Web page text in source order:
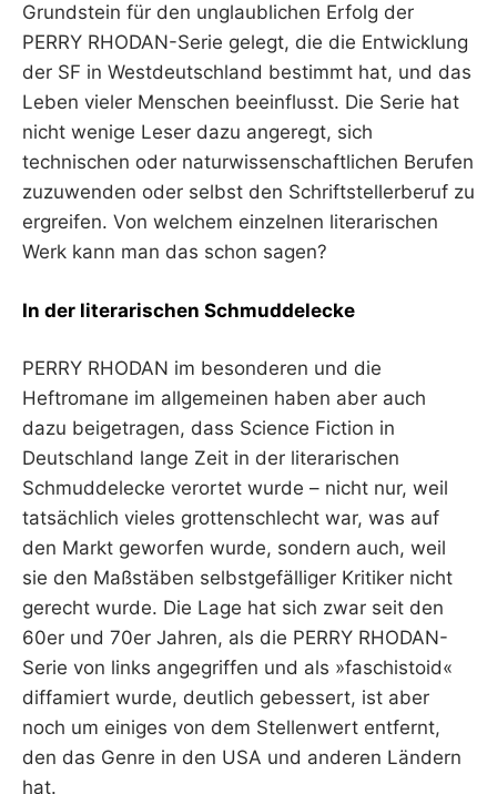
Grundstein für den unglaublichen Erfolg der
PERRY RHODAN-Serie gelegt, die die Entwicklung
der SF in Westdeutschland bestimmt hat, und das
Leben vieler Menschen beeinflusst. Die Serie hat
nicht wenige Leser dazu angeregt, sich
technischen oder naturwissenschaftlichen Berufen
zuzuwenden oder selbst den Schriftstellerberuf zu
ergreifen. Von welchem einzelnen literarischen
Werk kann man das schon sagen?
In der literarischen Schmuddelecke
PERRY RHODAN im besonderen und die
Heftromane im allgemeinen haben aber auch
dazu beigetragen, dass Science Fiction in
Deutschland lange Zeit in der literarischen
Schmuddelecke verortet wurde – nicht nur, weil
tatsächlich vieles grottenschlecht war, was auf
den Markt geworfen wurde, sondern auch, weil
sie den Maßstäben selbstgefälliger Kritiker nicht
gerecht wurde. Die Lage hat sich zwar seit den
60er und 70er Jahren, als die PERRY RHODAN-
Serie von links angegriffen und als »faschistoid«
diffamiert wurde, deutlich gebessert, ist aber
noch um einiges von dem Stellenwert entfernt,
den das Genre in den USA und anderen Ländern
hat.